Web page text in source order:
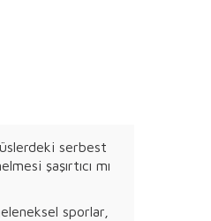
serbest
şaşırtıcı mı
sporlar,